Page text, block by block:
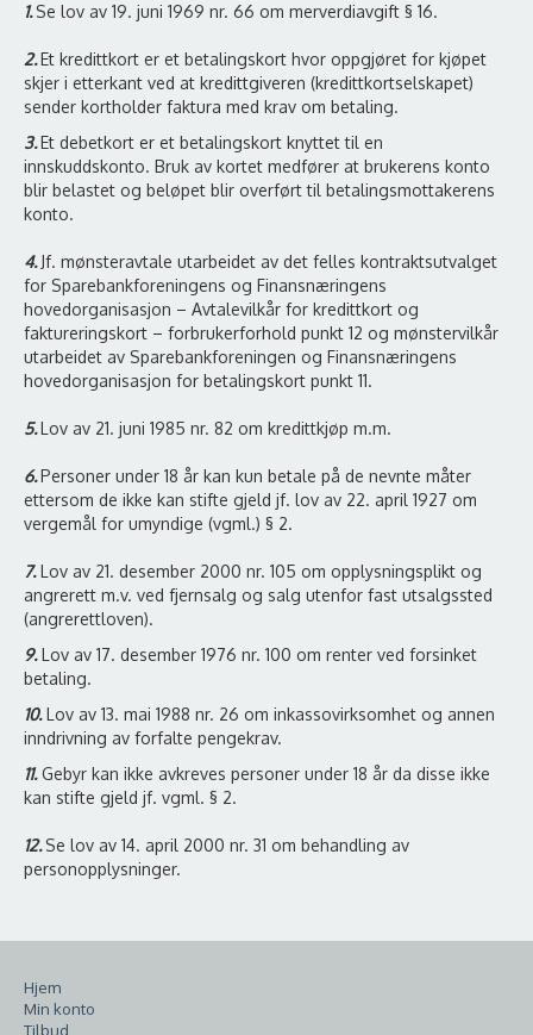
1. Se lov av 19. juni 1969 nr. 66 om merverdiavgift § 16.
2.Et kredittkort er et betalingskort hvor oppgjøret for kjøpet
skjer i etterkant ved at kredittgiveren (kredittkortselskapet)
sender kortholder faktura med krav om betaling.
3.Et debetkort er et betalingskort knyttet til en
innskuddskonto. Bruk av kortet medfører at brukerens konto
blir belastet og beløpet blir overført til betalingsmottakerens
konto.
4. Jf. mønsteravtale utarbeidet av det felles kontraktsutvalget
for Sparebankforeningens og Finansnæringens
hovedorganisasjon – Avtalevilkår for kredittkort og
faktureringskort – forbrukerforhold punkt 12 og mønstervilkår
utarbeidet av Sparebankforeningen og Finansnæringens
hovedorganisasjon for betalingskort punkt 11.
5.Lov av 21. juni 1985 nr. 82 om kredittkjøp m.m.
6.Personer under 18 år kan kun betale på de nevnte måter
ettersom de ikke kan stifte gjeld jf. lov av 22. april 1927 om
vergemål for umyndige (vgml.) § 2.
7.Lov av 21. desember 2000 nr. 105 om opplysningsplikt og
angrerett m.v. ved fjernsalg og salg utenfor fast utsalgssted
(angrerettloven).
9.Lov av 17. desember 1976 nr. 100 om renter ved forsinket
betaling.
10.Lov av 13. mai 1988 nr. 26 om inkassovirksomhet og annen
inndrivning av forfalte pengekrav.
11.Gebyr kan ikke avkreves personer under 18 år da disse ikke
kan stifte gjeld jf. vgml. § 2.
12. Se lov av 14. april 2000 nr. 31 om behandling av
personopplysninger.
Hjem
Min konto
Tilbud